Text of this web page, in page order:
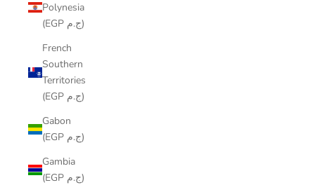
Polynesia
(EGP ج.م)
French
Southern
Territories
(EGP ج.م)
Gabon
(EGP ج.م)
Gambia
(EGP ج.م)